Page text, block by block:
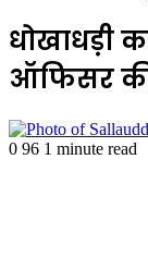
धोखाधड़ी
ऑफिसर
0 96 1 minute read